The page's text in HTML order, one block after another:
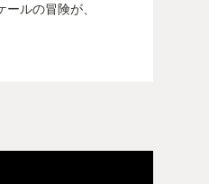
ルの冒険が、